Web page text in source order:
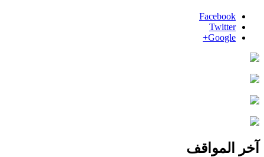
Facebook
Twitter
Google+
آخر المواقف